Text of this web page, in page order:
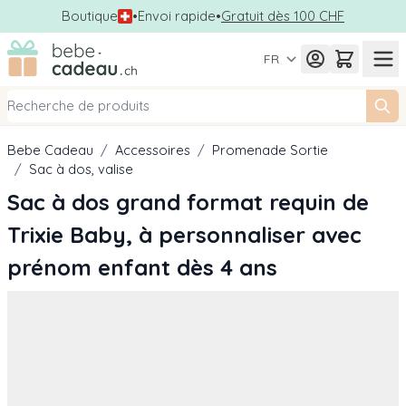
Boutique •Envoi rapide•Gratuit dès 100 CHF
Allez au contenu
FR
Bebe Cadeau / Accessoires / Promenade Sortie
/ Sac à dos, valise
Sac à dos grand format requin de
Trixie Baby, à personnaliser avec
prénom enfant dès 4 ans